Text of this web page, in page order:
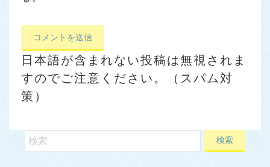
日本語が含まれない投稿は無視されま
すのでご注意ください。（スパム対
策）